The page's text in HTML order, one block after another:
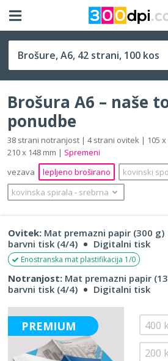
A6 (105 x 148 mm)
Išči
Brošura A6 – naše
ponudbe
38 strani notranjost | 4 strani ovitek | 105
210 x 148 mm | Spremeni
vezava
lepljeno broširano
kovinski
kovinska spirala ‐ srebrna
Ovitek: Mat premazni papir (300 g)
barvni tisk (4/4)
Digitalni tisk
Enostranska mat plastifikacija 1/0
Notranjost: Mat premazni papir
barvni tisk (4/4)
Digitalni tisk
PREMIUM
200
400